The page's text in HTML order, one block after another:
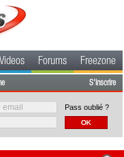
Videos Forums Freezone
S'inscrire
Pass oublié ?